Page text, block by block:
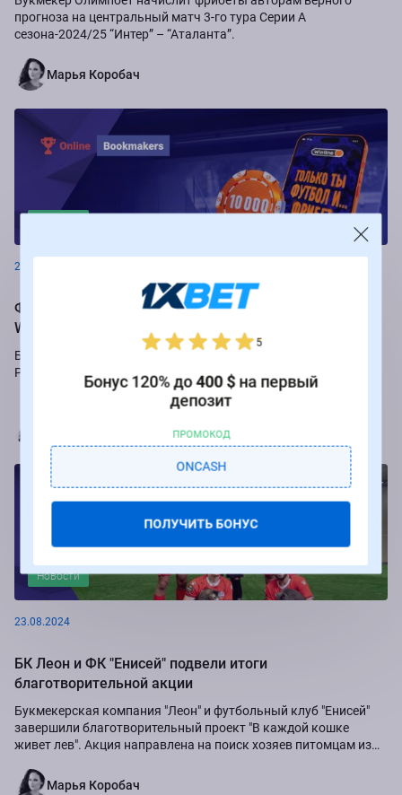
прогноза на центральный матч 3-го тура Серии А
сезона-2024/25 “Интер” – “Аталанта”.
Марья Коробач
26.08.2024
Фрибеты до 250 000 рублей за ставки на РПЛ от БК
Winline
Букмекер Winline подарит бесплатные ставки за пари на игры
Российской Премьер-лиги.
Новости
23.08.2024
БК Леон и ФК "Енисей" подвели итоги
благотворительной акции
Букмекерская компания "Леон" и футбольный клуб "Енисей"
завершили благотворительный проект "В каждой кошке
живет лев". Акция направлена на поиск хозяев питомцам из
Марья Коробач
5
Бонус 120% до400 $на первый
депозит
ПРОМОКОД
ONCASH
ПОЛУЧИТЬ БОНУС